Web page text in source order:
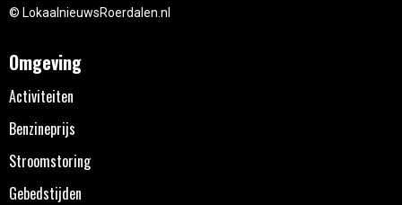
© LokaalnieuwsRoerdalen.nl
Omgeving
Activiteiten
Benzineprijs
Stroomstoring
Gebedstijden